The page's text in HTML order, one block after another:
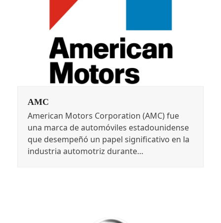
AMC
American Motors Corporation (AMC) fue
una marca de automóviles estadounidense
que desempeñó un papel significativo en la
industria automotriz durante…